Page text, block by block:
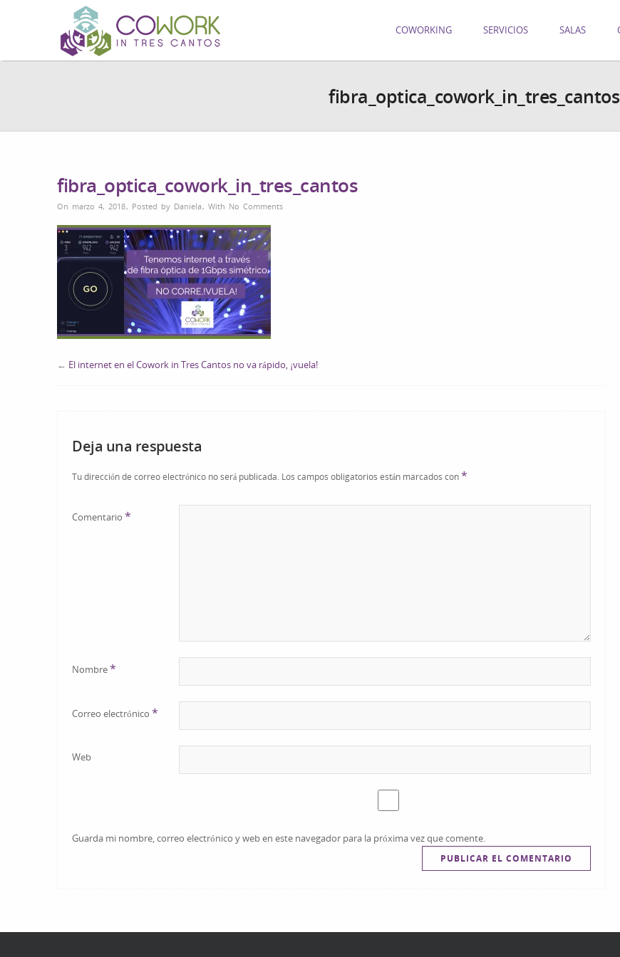
COWORKING SERVICIOS SALAS
fibra_optica_cowork_in_tres_cantos
fibra_optica_cowork_in_tres_cantos
On marzo 4, 2018, Posted by Daniela, With No Comments
← El internet en el Cowork in Tres Cantos no va rápido, ¡vuela!
Deja una respuesta
Tu dirección de correo electrónico no será publicada. Los campos obligatorios están marcados con*
Comentario *
Nombre*
Correo electrónico *
Web
Guarda mi nombre, correo electrónico y web en este navegador para la próxima vez que comente.